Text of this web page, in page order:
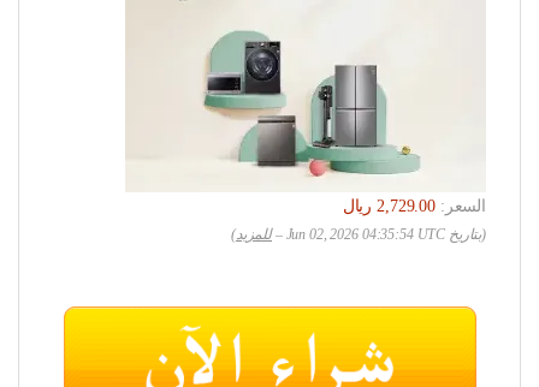
السعر:
‏2,729.00 ريال
(بتاريخ Jun 02, 2026 04:35:54 UTC – للمزيد)